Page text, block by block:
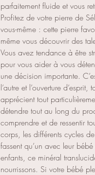
parfaitement fluide et vous
Profitez de votre pierre de
vous-même : cette pierre
même vous découvrir des
Vous avez tendance à être
pour vous aider à vous
une décision importante.
l’autre et l’ouverture
apprécient tout
détendre tout au long du
comprendre et de ressentir
corps, les différents cycles
fassent qu’un avec leur
enfants, ce minéral
nourrissons. Si votre bébé